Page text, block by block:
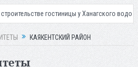
гостиницы у Ханагского водопада
КАЯКЕНТСКИЙ РАЙОН